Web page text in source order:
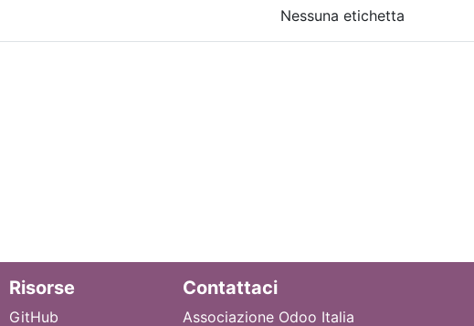
Nessuna etichetta
Risorse
GitHub
Contattaci
Associazione Odoo Italia